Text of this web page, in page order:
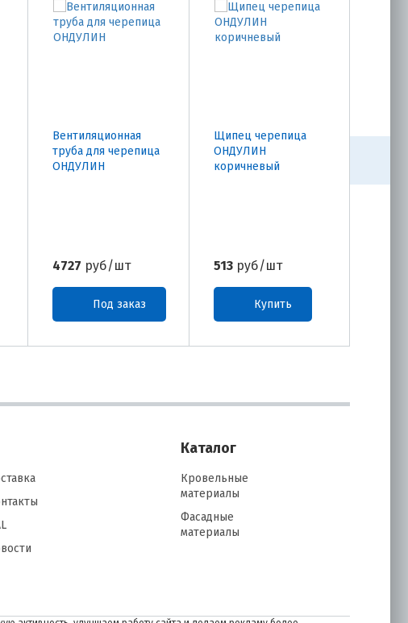
Вентиляционная
труба для черепица
ОНДУЛИН
4727 руб/шт
Под заказ
Щипец черепица
ОНДУЛИН
коричневый
513 руб/шт
Купить
Каталог
Кровельные
материалы
Фасадные
материалы